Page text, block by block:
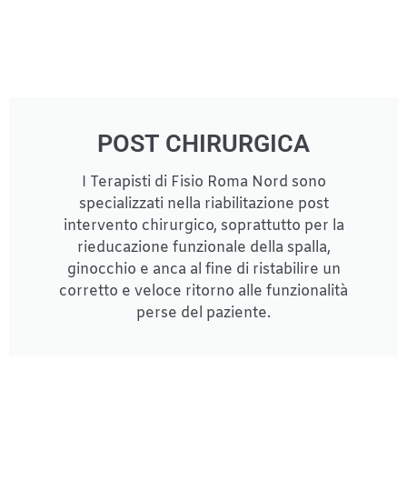
POST CHIRURGICA
I Terapisti di Fisio Roma Nord sono
specializzati nella riabilitazione post
intervento chirurgico, soprattutto per la
rieducazione funzionale della spalla,
ginocchio e anca al fine di ristabilire un
corretto e veloce ritorno alle funzionalità
perse del paziente.